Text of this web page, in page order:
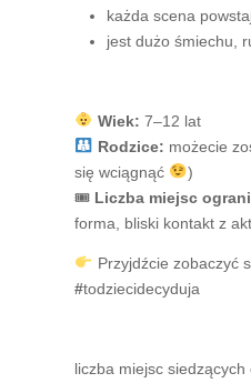
każda scena
jest dużo śmiechu,
Wiek: 7–12 lat
Rodzice: możecie
się wciągnąć
)
🎟 Liczba miejsc
forma, bliski kontakt z
Przyjdźcie zobaczyć
#todziecidecyduja
liczba miejsc siedzących